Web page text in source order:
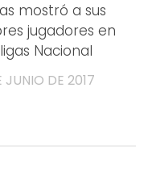
mostró a sus
jugadores en
Nacional
JUNIO DE 2017